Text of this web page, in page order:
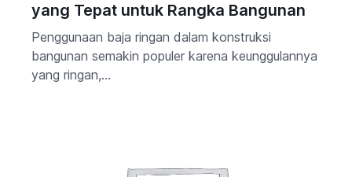
yang Tepat untuk Rangka Bangunan
Penggunaan baja ringan dalam konstruksi
bangunan semakin populer karena keunggulannya
yang ringan,...